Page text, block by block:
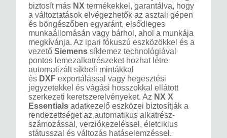
biztosít más NX termékekkel, garantálva, hogy
a változtatások elvégezhetők az asztali gépen
és böngészőben egyaránt, elsődleges
munkaállomásán vagy bárhol, ahol a munkája
megkívánja. Az ipari fókuszú eszközökkel és a
vezető Siemens síklemez technológiával
pontos lemezalkatrészeket hozhat létre
automatizált síkbeli mintákkal
és DXF exportálással vagy hegesztési
jegyzetekkel és vágási hosszokkal ellátott
szerkezeti keretszerelvényeket. Az NX X
Essentials adatkezelő eszközei biztosítják a
rendezettséget az automatikus alkatrész-
számozással, verziókezeléssel, életciklus
státusszal és változás hatáselemzéssel.